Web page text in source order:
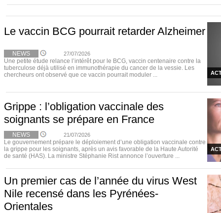
Le vaccin BCG pourrait retarder Alzheimer
NEWS 27/07/2026
Une petite étude relance l’intérêt pour le BCG, vaccin centenaire contre la
tuberculose déjà utilisé en immunothérapie du cancer de la vessie. Les
chercheurs ont observé que ce vaccin pourrait moduler ...
Grippe : l’obligation vaccinale des
soignants se prépare en France
NEWS 21/07/2026
Le gouvernement prépare le déploiement d’une obligation vaccinale contre
la grippe pour les soignants, après un avis favorable de la Haute Autorité
de santé (HAS). La ministre Stéphanie Rist annonce l’ouverture ...
Un premier cas de l’année du virus West
Nile recensé dans les Pyrénées-
Orientales